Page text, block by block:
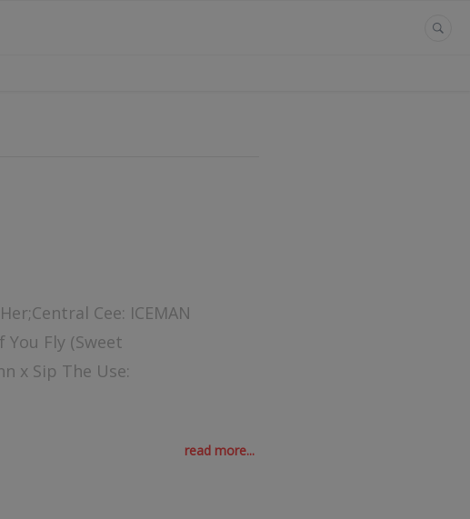
Cee: ICEMAN
You Fly (Sweet
x Sip The Use:
read more...